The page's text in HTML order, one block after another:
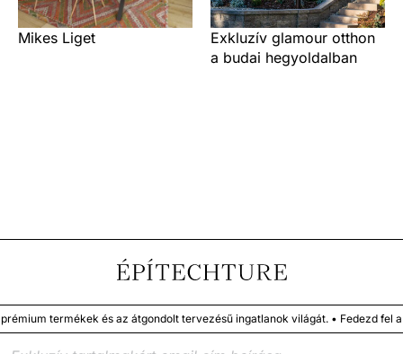
Mikes Liget
Exkluzív glamour otthon
a budai hegyoldalban
termékek és az átgondolt tervezésű ingatlanok világát. • Fedezd fel